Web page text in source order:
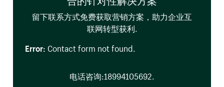
留下联系方式免费获取营销方案，助力企业互
联网转型获利.
Error: Contact form not found.
电话咨询:18994105692.